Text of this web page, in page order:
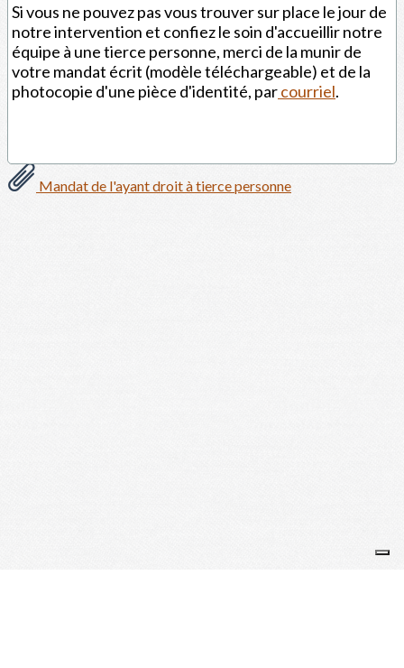
Si vous ne pouvez pas vous trouver sur place le jour de
notre intervention et confiez le soin d'accueillir notre
équipe à une tierce personne, merci de la munir de
votre mandat écrit (modèle téléchargeable) et de la
photocopie d'une pièce d'identité, parcourriel.
Mandat de l'ayant droit à tierce personne